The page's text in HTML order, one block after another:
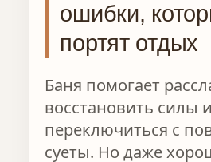
ошибки,
портят отдых
Баня помогает
восстановить силы и
переключиться с
суеты. Но даже